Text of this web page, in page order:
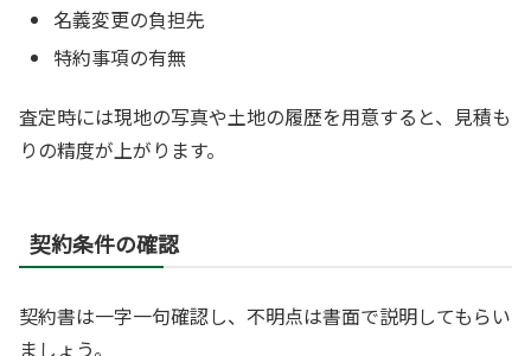
名義変更の負担先
特約事項の有無
査定時には現地の写真や土地の履歴を用意すると、見積も
りの精度が上がります。
契約条件の確認
契約書は一字一句確認し、不明点は書面で説明してもらい
ましょう。